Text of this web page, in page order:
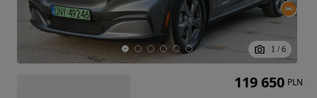
1 / 6
119 650 PLN